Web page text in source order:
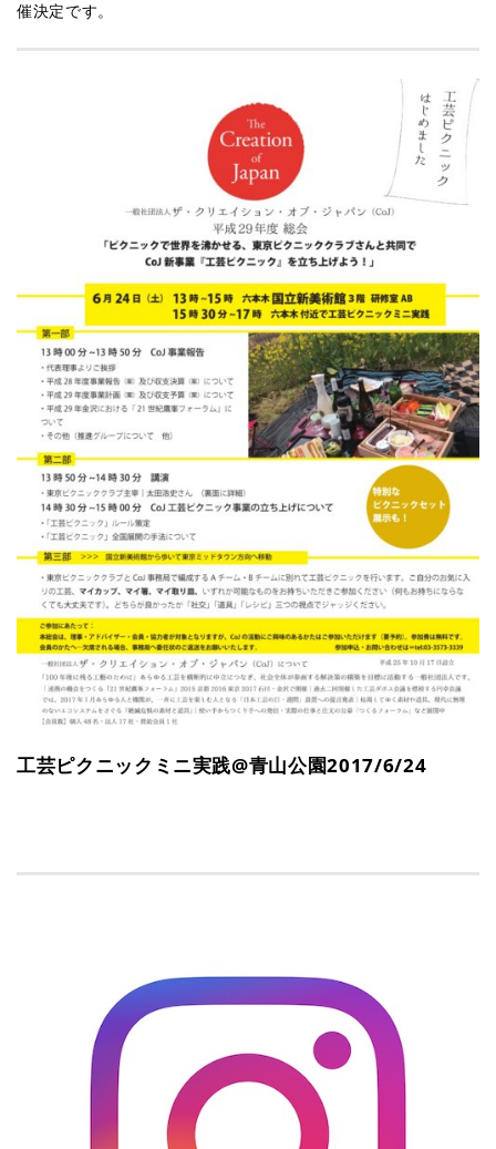
催決定です。
工芸ピクニックミニ実践@青山公園2017/6/24